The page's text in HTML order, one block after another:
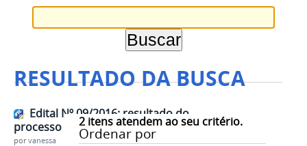
RESULTADO DA BUSCA
2itens atendem ao seu critério.
Ordenar por
Edital Nº 09/2016: resultado do
processo de seleção
porvanessa